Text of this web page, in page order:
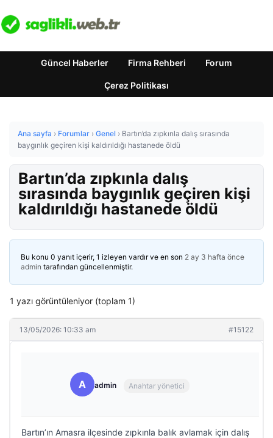
Güncel Haberler Firma Rehberi Forum
Çerez Politikası
Ana sayfa › Forumlar › Genel › Bartın’da zıpkınla dalış sırasında
baygınlık geçiren kişi kaldırıldığı hastanede öldü
Bartın’da zıpkınla dalış
sırasında baygınlık geçiren kişi
kaldırıldığı hastanede öldü
Bu konu 0 yanıt içerir, 1 izleyen vardır ve en son 2 ay 3 hafta önce
admin tarafından güncellenmiştir.
1 yazı görüntüleniyor (toplam 1)
13/05/2026: 10:33 am #15122
A admin Anahtar yönetici
Bartın’ın Amasra ilçesinde zıpkınla balık avlamak için dalış